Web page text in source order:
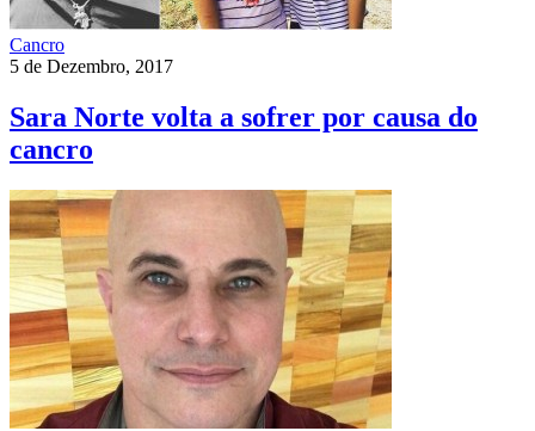
Cancro
5 de Dezembro, 2017
Sara Norte volta a sofrer por causa do
cancro